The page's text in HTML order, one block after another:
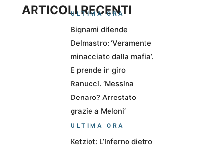
ARTICOLI RECENTI
ULTIMA ORA
Bignami difende
Delmastro: ‘Veramente
minacciato dalla mafia’.
E prende in giro
Ranucci. ‘Messina
Denaro? Arrestato
grazie a Meloni’
ULTIMA ORA
Ketziot: L’Inferno dietro